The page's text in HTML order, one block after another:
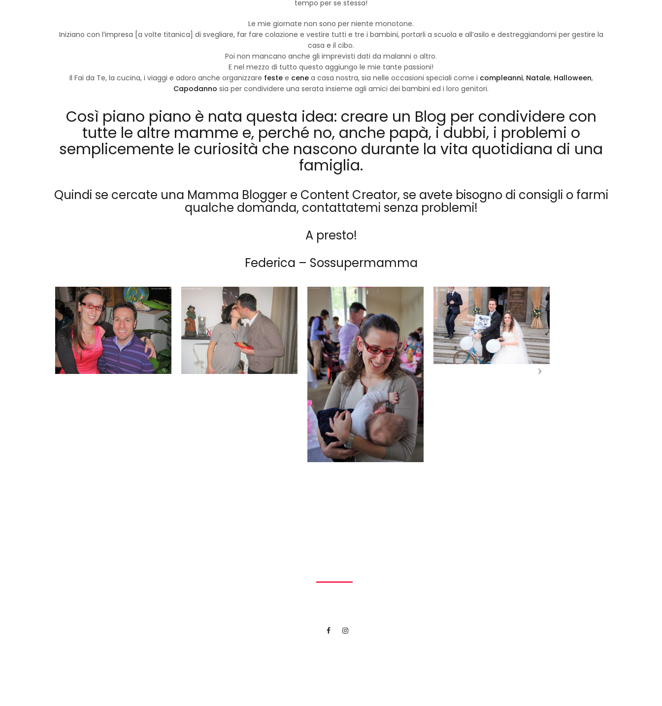
tempo per se stessa!
Le mie giornate non sono per niente monotone.
Iniziano con l’impresa [a volte titanica] di svegliare, far fare colazione e vestire tutti e tre i bambini, portarli a scuola e all’asilo e destreggiandomi per gestire la
casa e il cibo.
Poi non mancano anche gli imprevisti dati da malanni o altro.
E nel mezzo di tutto questo aggiungo le mie tante passioni!
Il Fai da Te, la cucina, i viaggi e adoro anche organizzare festee cenea casa nostra, sia nelle occasioni speciali come i compleanni, Natale, Halloween,
Capodanno sia per condividere una serata insieme agli amici dei bambini ed i loro genitori.
Così piano piano è nata questa idea: creare un Blog per condividere con
tutte le altre mamme e, perché no, anche papà, i dubbi, i problemi o
semplicemente le curiosità che nascono durante la vita quotidiana di una
famiglia.
Quindi se cercate una Mamma Blogger e Content Creator, se avete bisogno di consigli o farmi
qualche domanda, contattatemi senza problemi!
A presto!
Federica – Sossupermamma